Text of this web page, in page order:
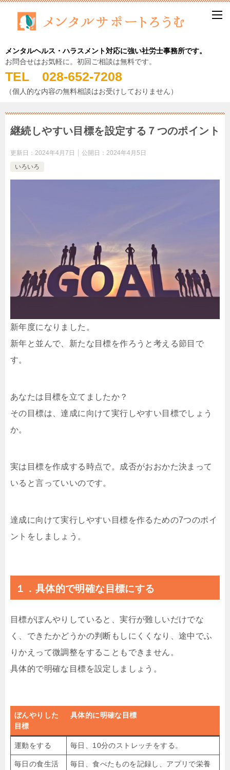
メンタルヘルス・ハラスメント対応に強い社労士事務所です。
お問合せはお気軽に。初回ご相談は無料です。
TEL 028-652-7208
（個人的な内容の無料相談はお受けしておりません）
継続しやすい目標を設定する７つのポイント
更新日： 2024年4月7日 公開日： 2024年4月5日
いろいろ
新年度になりました。
新年と並んで、新たな目標を作ろうと考える節目で
す。
あなたは目標を立てましたか？
その目標は、達成に向けて実行しやすい目標でしょう
か。
実は目標を作成する時点で。成否がおおかた決まって
いると言っていいのです。
達成に向けて実行しやすい目標を作るための7つのポイ
ントをしましょう。
１．具体的で明確な目標にする
目標がぼんやりしていると、実行が難しいだけでな
く、できたかどうかの判断もしにくくなり、途中でふ
りかえって微調整をすることもできません。
具体的で明確な目標を設定しましょう。
ぼんやりした
目標
具体的に明確な目標
運動をする 毎日、10分のストレッチをする。
毎日の食生活
毎日、食べたものを記録し、アプリで栄養